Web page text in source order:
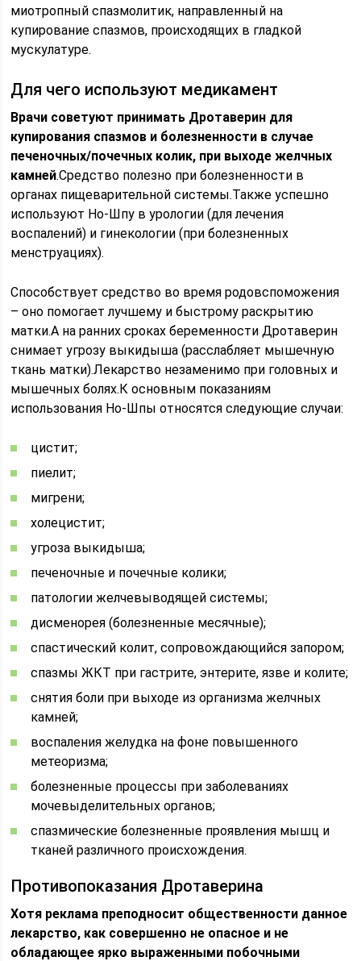
миотропный спазмолитик, направленный на
купирование спазмов, происходящих в гладкой
мускулатуре.
Для чего используют медикамент
Врачи советуют принимать Дротаверин для
купирования спазмов и болезненности в случае
печеночных/почечных колик, при выходе желчных
камней.Средство полезно при болезненности в
органах пищеварительной системы.Также успешно
используют Но-Шпу в урологии (для лечения
воспалений) и гинекологии (при болезненных
менструациях).
Способствует средство во время родовспоможения
– оно помогает лучшему и быстрому раскрытию
матки.А на ранних сроках беременности Дротаверин
снимает угрозу выкидыша (расслабляет мышечную
ткань матки).Лекарство незаменимо при головных и
мышечных болях.К основным показаниям
использования Но-Шпы относятся следующие случаи:
цистит;
пиелит;
мигрени;
холецистит;
угроза выкидыша;
печеночные и почечные колики;
патологии желчевыводящей системы;
дисменорея (болезненные месячные);
спастический колит, сопровождающийся запором;
спазмы ЖКТ при гастрите, энтерите, язве и колите;
снятия боли при выходе из организма желчных
камней;
воспаления желудка на фоне повышенного
метеоризма;
болезненные процессы при заболеваниях
мочевыделительных органов;
спазмические болезненные проявления мышц и
тканей различного происхождения.
Противопоказания Дротаверина
Хотя реклама преподносит общественности данное
лекарство, как совершенно не опасное и не
обладающее ярко выраженными побочными